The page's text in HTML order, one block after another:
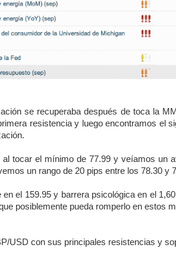
se recuperaba después de toca la
resistencia y luego encontramos el
al tocar el mínimo de 77.99 y veíamos un
un rango de 20 pips entre los 78.30 y
el 159.95 y barrera psicológica en el
posiblemente pueda romperlo en estos
USD con sus principales resistencias y